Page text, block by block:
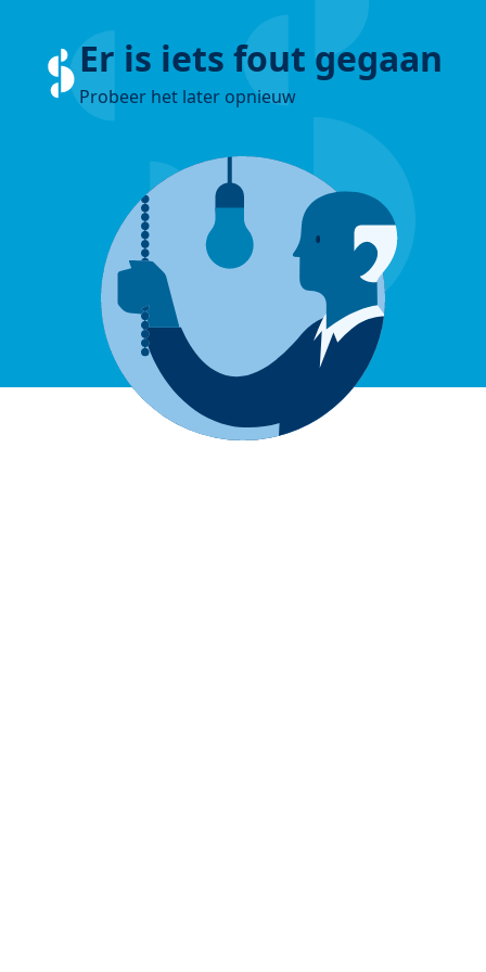
Er is iets fout gegaan
Probeer het later opnieuw